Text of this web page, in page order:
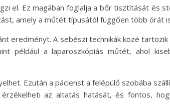
el. Ez magában foglalja a bőr tisztítását és
amely a műtét típusától függően több órát
eredményt. A sebészi technikák közé
például a laparoszkópiás műtét, ahol
Ezután a pácienst a felépülő szobába
az altatás hatását, és fontos,